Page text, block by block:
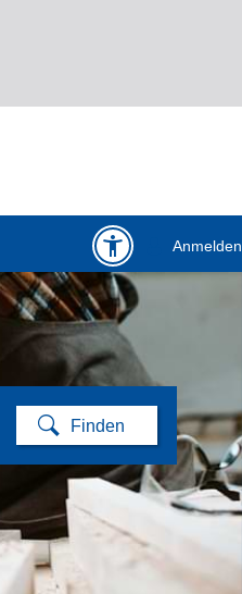
Anmelden